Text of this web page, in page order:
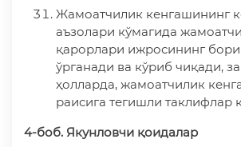
Жамоатчилик кенгашининг
аъзолари кўмагида
қарорлари ижросининг
ўрганади ва кўриб чиқади,
ҳолларда, жамоатчилик
раисига тегишли таклифлар
4-боб. Якунловчи қоидалар